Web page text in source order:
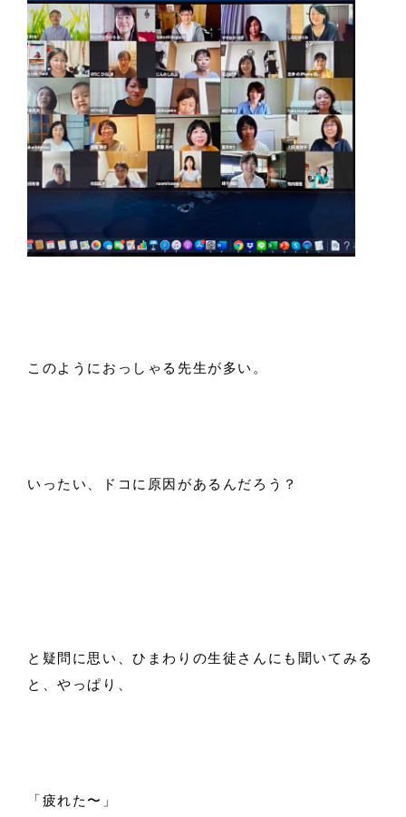
このようにおっしゃる先生が多い。
いったい、ドコに原因があるんだろう？
と疑問に思い、ひまわりの生徒さんにも聞いてみる
と、やっぱり、
「疲れた〜」